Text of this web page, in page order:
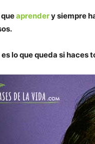
aprendery siempre
lo que queda si haces